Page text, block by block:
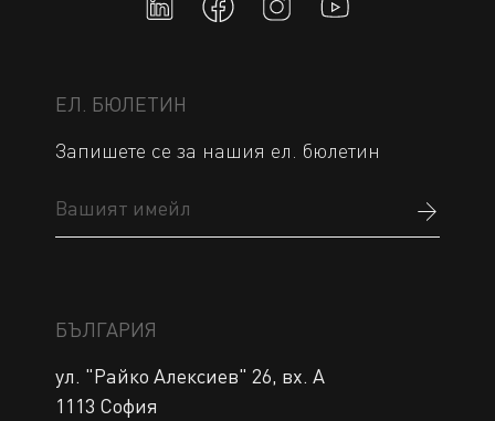
ЕЛ. БЮЛЕТИН
Запишете се за нашия ел. бюлетин
БЪЛГАРИЯ
ул. "Райко Алексиев" 26, вх. А